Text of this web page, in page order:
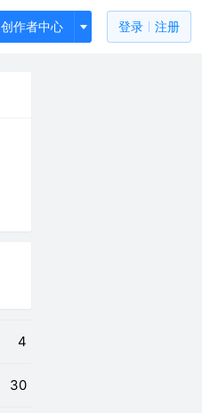
创作者中心 登录 注册
4
30